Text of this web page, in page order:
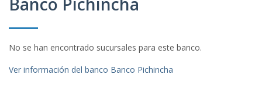
No se han encontrado sucursales para este banco.
Ver información del banco Banco Pichincha